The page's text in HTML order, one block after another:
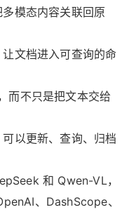
模态内容关联回原
文档进入可查询的命
而不只是把文本交给
以更新、查询、归档
和 Qwen-VL，
、DashScope、